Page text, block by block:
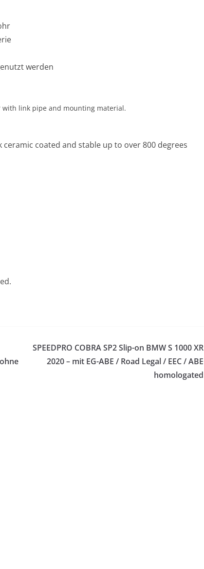
werden
link pipe and mounting material.
coated and stable up to over 800 degrees
SPEEDPRO COBRA SP2 Slip-on BMW S 1000 XR
2020 – mit EG-ABE / Road Legal / EEC / ABE
homologated